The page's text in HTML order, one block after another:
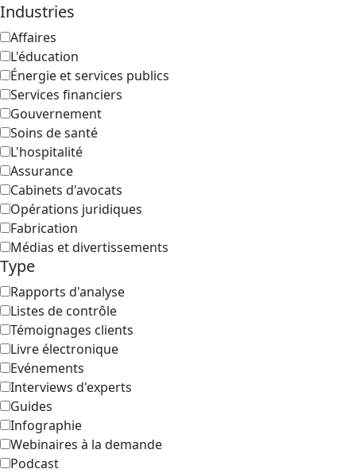
Industries
Affaires
L'éducation
Énergie et services publics
Services financiers
Gouvernement
Soins de santé
L'hospitalité
Assurance
Cabinets d'avocats
Opérations juridiques
Fabrication
Médias et divertissements
Type
Rapports d'analyse
Listes de contrôle
Témoignages clients
Livre électronique
Evénements
Interviews d'experts
Guides
Infographie
Webinaires à la demande
Podcast